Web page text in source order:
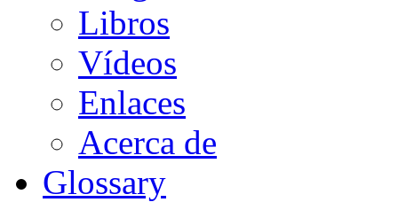
Libros
Vídeos
Enlaces
Acerca de
Glossary